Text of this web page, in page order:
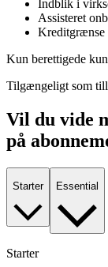
Indblik i
Assisteret
Kreditgrænse
Kun berettigede
Tilgængeligt som
Vil du vide
på
Starter Essential
Starter